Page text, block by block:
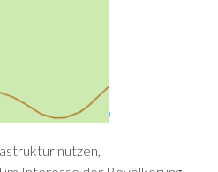
nutzen,